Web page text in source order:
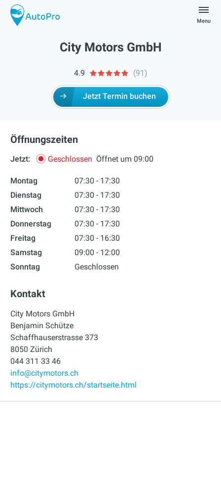
Skip
content
Menu
City Motors GmbH
4.9 (91)
Jetzt Termin buchen
Öffnungszeiten
Jetzt: Geschlossen Öffnet um 09:00
Montag
07:30 - 17:30
Dienstag
07:30 - 17:30
Mittwoch
07:30 - 17:30
Donnerstag
07:30 - 17:30
Freitag
07:30 - 16:30
Samstag
09:00 - 12:00
Sonntag
Geschlossen
Kontakt
City Motors GmbH
Benjamin Schütze
Schaffhauserstrasse 373
8050 Zürich
044 311 33 46
info@citymotors.ch
https://citymotors.ch/startseite.html